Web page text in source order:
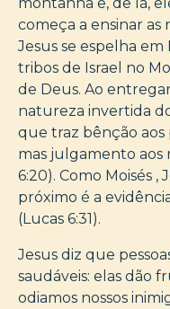
começa a ensinar as
Jesus se espelha
tribos de Israel no
de Deus. Ao
natureza invertida
que traz bênção aos
mas julgamento aos
6:20). Como Moisés ,
próximo é a
(Lucas 6:31).
Jesus diz que
saudáveis: elas dão
odiamos nossos